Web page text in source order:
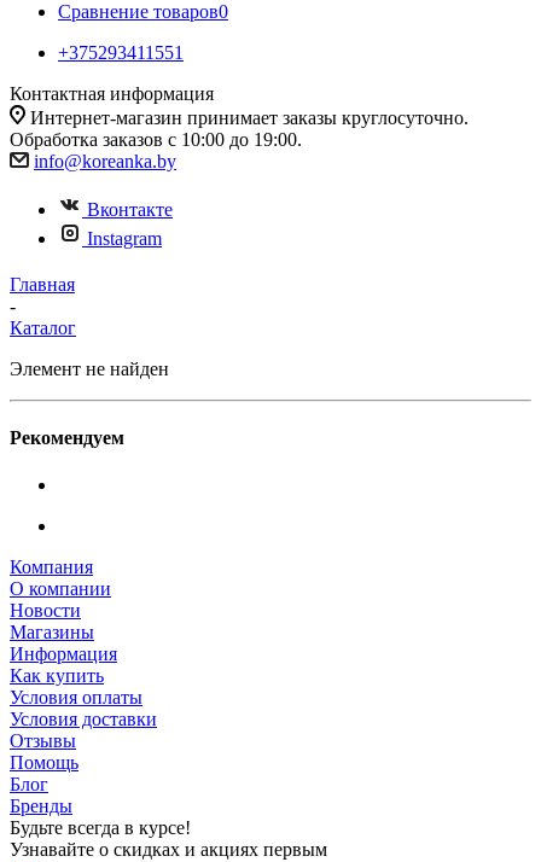
Сравнение товаров0
+375293411551
Контактная информация
Интернет-магазин принимает заказы круглосуточно.
Обработка заказов с 10:00 до 19:00.
info@koreanka.by
Вконтакте
Instagram
Главная
-
Каталог
Элемент не найден
Рекомендуем
Компания
О компании
Новости
Магазины
Информация
Как купить
Условия оплаты
Условия доставки
Отзывы
Помощь
Блог
Бренды
Будьте всегда в курсе!
Узнавайте о скидках и акциях первым